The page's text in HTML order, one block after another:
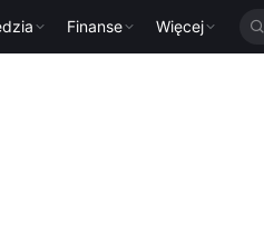
Finanse Więcej